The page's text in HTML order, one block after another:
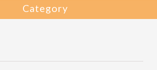
Category